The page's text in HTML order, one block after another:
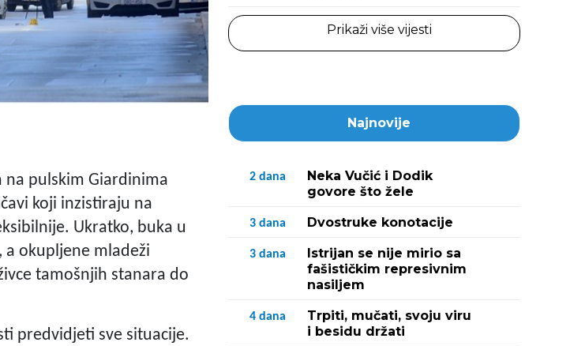
na pulskim Giardinima
koji inzistiraju na
Ukratko, buka u
okupljene mladeži
tamošnjih stanara do
predvidjeti sve situacije.
Prikaži više vijesti
Najnovije
2 dana
Neka Vučić i Dodik
govore što žele
3 dana Dvostruke konotacije
3 dana
Istrijan se nije mirio sa
fašističkim represivnim
nasiljem
4 dana
Trpiti, mučati, svoju viru
i besidu držati